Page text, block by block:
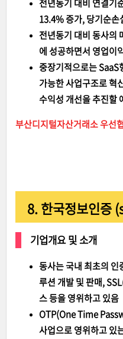
전년동기 대비 연결기
13.4% 증가, 당기순
전년동기 대비 동사의
에 성공하면서 영업이
중장기적으로는 SaaS
가능한 사업구조로 혁
수익성 개선을 추진할
부산디지털자산거래소 우선
8. 한국정보인증
기업개요 및 소개
동사는 국내 최초의
루션 개발 및 판매,
스 등을 영위하고 있음
OTP(One Time
사업으로 영위하고 있